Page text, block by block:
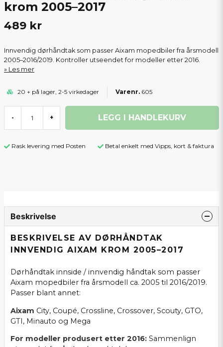
krom 2005–2017
489 kr
Innvendig dørhåndtak som passer Aixam mopedbiler fra årsmodell
2005–2016/2019. Kontroller utseendet for modeller etter 2016.
Les mer
20 + på lager, 2-5 virkedager 605
- + LEGG I HANDLEKURV
Rask levering med Posten Betal enkelt med Vipps, kort & faktura
Beskrivelse
BESKRIVELSE AV DØRHÅNDTAK
INNVENDIG AIXAM KROM 2005–2017
Dørhåndtak innside / innvendig håndtak som passer
Aixam mopedbiler fra årsmodell ca. 2005 til 2016/2019.
Passer blant annet:
Aixam City, Coupé, Crossline, Crossover, Scouty, GTO,
GTI, Minauto og Mega
For modeller produsert etter 2016: Sammenlign